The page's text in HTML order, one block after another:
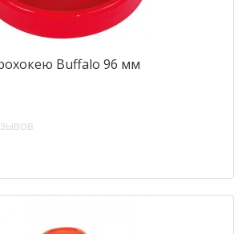
Buffalo 96 мм